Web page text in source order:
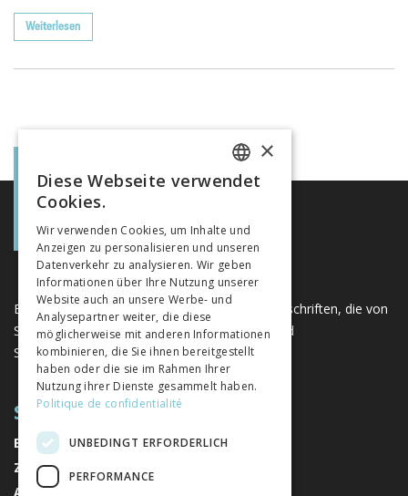
Weiterlesen
Eine einzigartige Plattform für Bücher und Zeitschriften, die von
Schweizer Verlagen im Bereich der Geistes- und
Sozialwissenschaften herausgegeben werden.
SITEMAP
BÜCHER
ZEITSCHRIFTEN
AUTOREN
FRENCH
ITALIAN
×
Diese Webseite verwendet
Cookies.
Wir verwenden Cookies, um Inhalte und
Anzeigen zu personalisieren und unseren
Datenverkehr zu analysieren. Wir geben
Informationen über Ihre Nutzung unserer
Website auch an unsere Werbe- und
Analysepartner weiter, die diese
möglicherweise mit anderen Informationen
kombinieren, die Sie ihnen bereitgestellt
haben oder die sie im Rahmen Ihrer
Nutzung ihrer Dienste gesammelt haben.
Politique de confidentialité
UNBEDINGT ERFORDERLICH
PERFORMANCE